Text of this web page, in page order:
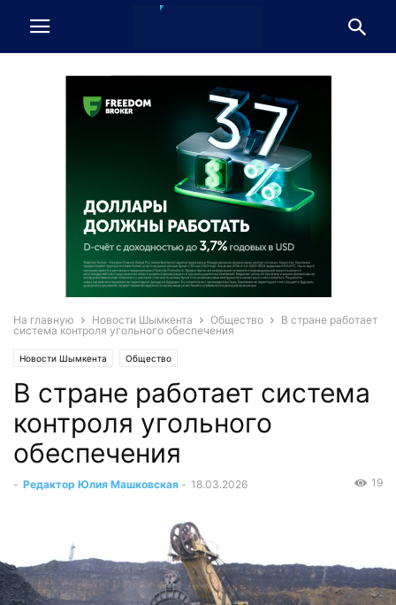
На главную Новости Шымкента Общество
В стране работает
система контроля угольного обеспечения
Новости Шымкента Общество
В стране работает система
контроля угольного
обеспечения
- Редактор Юлия Машковская - 18.03.2026 19